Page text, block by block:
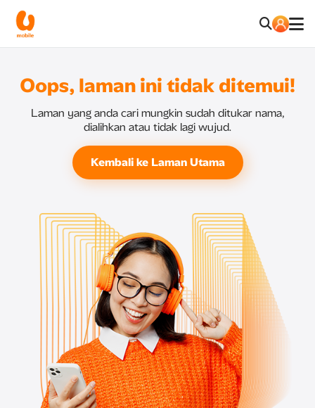
Oops, laman ini tidak ditemui!
Laman yang anda cari mungkin sudah ditukar nama,
dialihkan atau tidak lagi wujud.
Kembali ke Laman Utama